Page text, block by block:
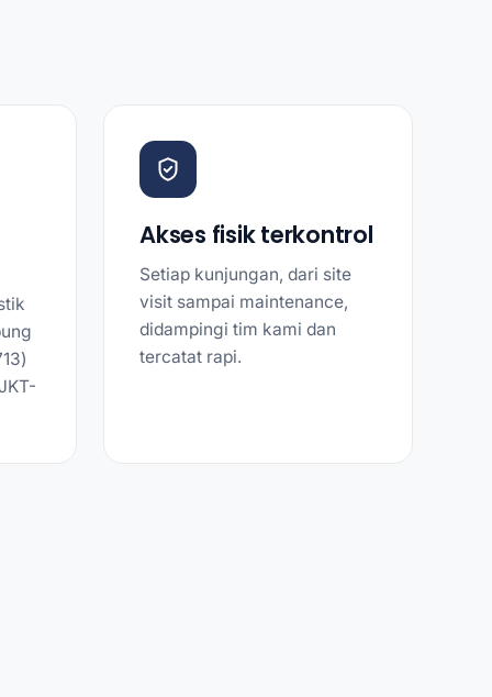
Akses fisik terkontrol
Setiap kunjungan, dari site
visit sampai maintenance,
didampingi tim kami dan
tercatat rapi.